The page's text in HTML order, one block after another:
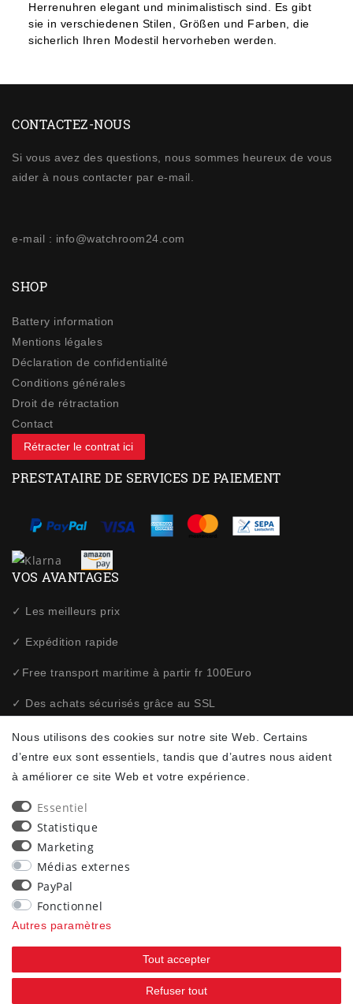
Herrenuhren elegant und minimalistisch sind. Es gibt
sie in verschiedenen Stilen, Größen und Farben, die
sicherlich Ihren Modestil hervorheben werden.
CONTACTEZ-NOUS
Si vous avez des questions, nous sommes heureux de vous
aider à nous contacter par e-mail.
e-mail : info@watchroom24.com
SHOP
Battery information
Mentions légales
Déclaration de confidentialité
Conditions générales
Droit de rétractation
Contact
Rétracter le contrat ici
PRESTATAIRE DE SERVICES DE PAIEMENT
VOS AVANTAGES
✓ Les meilleurs prix
✓ Expédition rapide
✓Free transport maritime à partir fr 100Euro
✓ Des achats sécurisés grâce au SSL
✓ Politique de confidentialité
NEWSLETTER
ADRESSE E-MAIL **
Ceres::Template.newsletterHoneypotLabel
Par la présente, je confirme avoir lu la
peux rétracter mon consentement à tout moment.**
90
Nous utilisons des cookies sur notre site Web. Certains
d’entre eux sont essentiels, tandis que d’autres nous aident
à améliorer ce site Web et votre expérience.
Essentiel
Statistique
Marketing
Médias externes
PayPal
Fonctionnel
Autres paramètres
Tout accepter
Refuser tout